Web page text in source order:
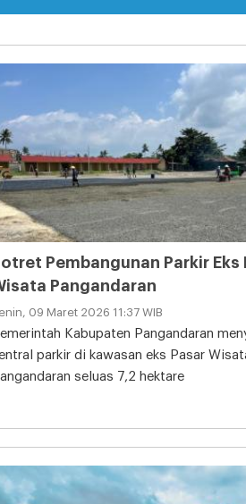
Pembangunan Parkir Eks
Pangandaran
09 Maret 2026 11:37 WIB
Kabupaten Pangandaran
parkir di kawasan eks Pasar
seluas 7,2 hektare